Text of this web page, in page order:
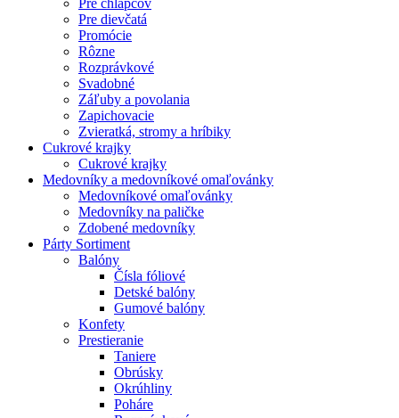
Pre chlapcov
Pre dievčatá
Promócie
Rôzne
Rozprávkové
Svadobné
Záľuby a povolania
Zapichovacie
Zvieratká, stromy a hríbiky
Cukrové krajky
Cukrové krajky
Medovníky a medovníkové omaľovánky
Medovníkové omaľovánky
Medovníky na paličke
Zdobené medovníky
Párty Sortiment
Balóny
Čísla fóliové
Detské balóny
Gumové balóny
Konfety
Prestieranie
Taniere
Obrúsky
Okrúhliny
Poháre